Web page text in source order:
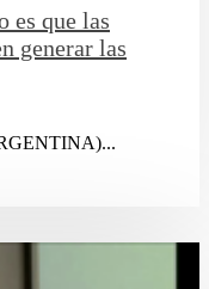
es que las
generar las